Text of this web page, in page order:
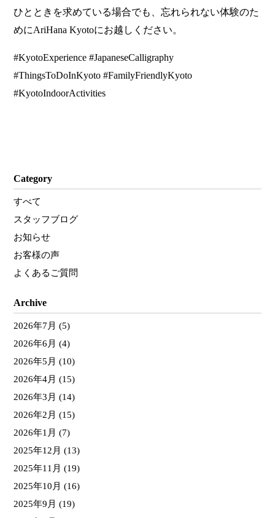
ひとときを求めている場合でも、忘れられない体験のた
めにAriHana Kyotoにお越しください。
#KyotoExperience #JapaneseCalligraphy
#ThingsToDoInKyoto #FamilyFriendlyKyoto
#KyotoIndoorActivities
Category
すべて
スタッフブログ
お知らせ
お客様の声
よくあるご質問
Archive
2026年7月 (5)
2026年6月 (4)
2026年5月 (10)
2026年4月 (15)
2026年3月 (14)
2026年2月 (15)
2026年1月 (7)
2025年12月 (13)
2025年11月 (19)
2025年10月 (16)
2025年9月 (19)